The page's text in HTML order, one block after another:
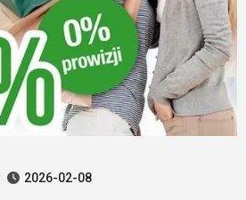
2026-02-08